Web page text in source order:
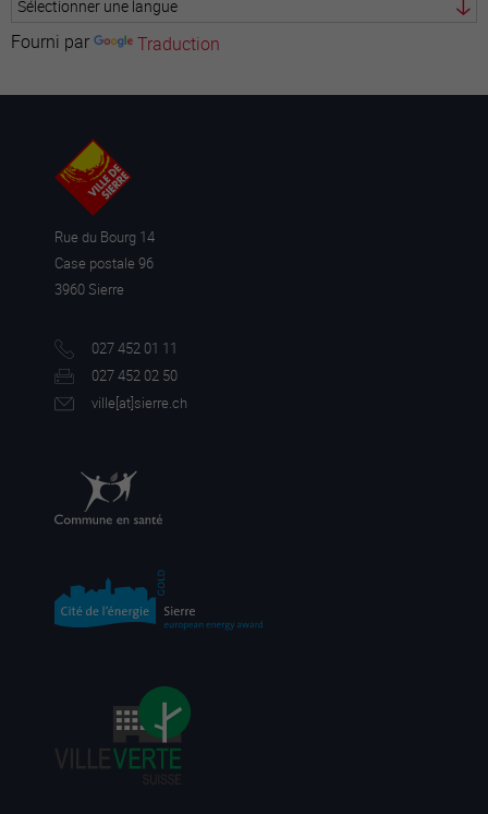
Fourni par Traduction
Rue du Bourg 14
Case postale 96
3960 Sierre
027 452 01 11
027 452 02 50
ville[at]sierre.ch